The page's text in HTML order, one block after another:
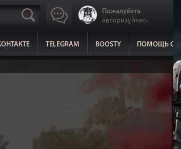
Пожалуйста
авторизуйтесь
TELEGRAM BOOSTY ПОМОЩЬ